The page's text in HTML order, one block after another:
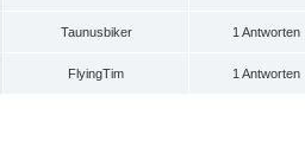
Taunusbiker 1 Antworten
FlyingTim 1 Antworten